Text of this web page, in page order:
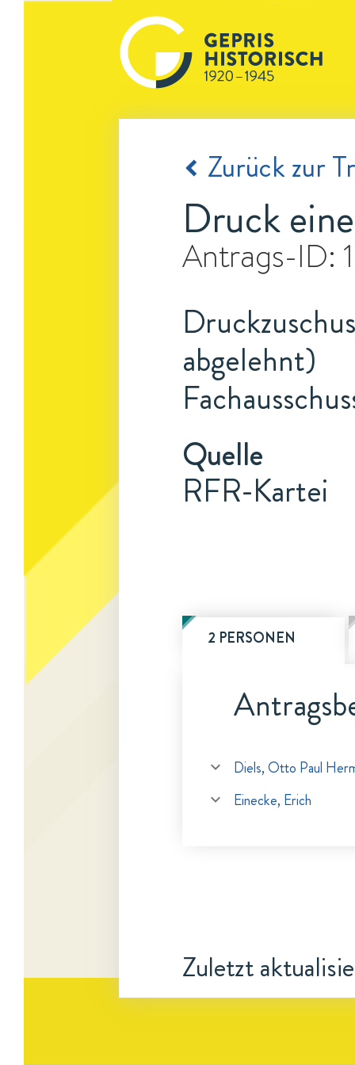
Zurück zur
Druck
Antrags-ID:
abgelehnt)
Quelle
RFR-Kartei
2 PERSONEN
Diels, Otto Paul
Einecke, Erich
Zuletzt